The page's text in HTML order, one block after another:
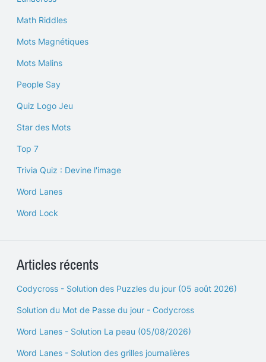
Math Riddles
Mots Magnétiques
Mots Malins
People Say
Quiz Logo Jeu
Star des Mots
Top 7
Trivia Quiz : Devine l'image
Word Lanes
Word Lock
Articles récents
Codycross - Solution des Puzzles du jour (05 août 2026)
Solution du Mot de Passe du jour - Codycross
Word Lanes - Solution La peau (05/08/2026)
Word Lanes - Solution des grilles journalières